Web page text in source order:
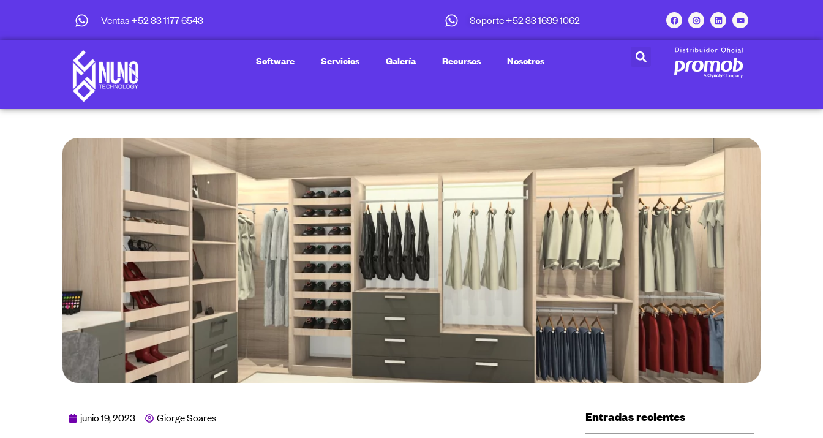
Ventas +52 33 1177 6543 Soporte +52 33 1699 1062
Software Servicios Galería Recursos Nosotros
junio 19, 2023 Giorge Soares Entradas recientes